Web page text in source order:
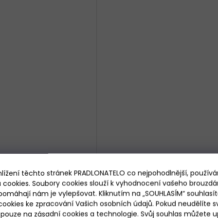
těchto stránek PRADLONATELO co nejpohodlnější,
Soubory cookies slouží k vyhodnocení vašeho
nám je vylepšovat. Kliknutím na „SOUHLASÍM“
ke zpracování Vašich osobních údajů. Pokud neudělíte
na zásadní cookies a technologie. Svůj souhlas můžete
Cornette Classic
016/25 Stars
Skladem
od299 Kč